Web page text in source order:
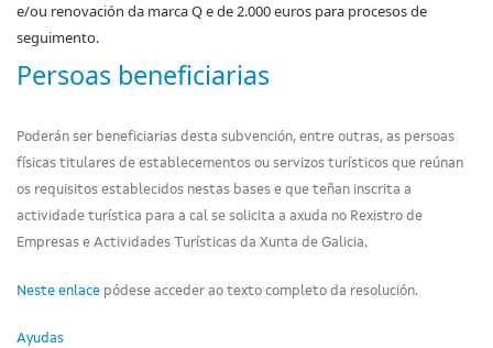
e/ou renovación da marca Q e de 2.000 euros para procesos de
seguimento.
Persoas beneficiarias
Poderán ser beneficiarias desta subvención, entre outras, as persoas
físicas titulares de establecementos ou servizos turísticos que reúnan
os requisitos establecidos nestas bases e que teñan inscrita a
actividade turística para a cal se solicita a axuda no Rexistro de
Empresas e Actividades Turísticas da Xunta de Galicia.
Neste enlace pódese acceder ao texto completo da resolución.
Ayudas